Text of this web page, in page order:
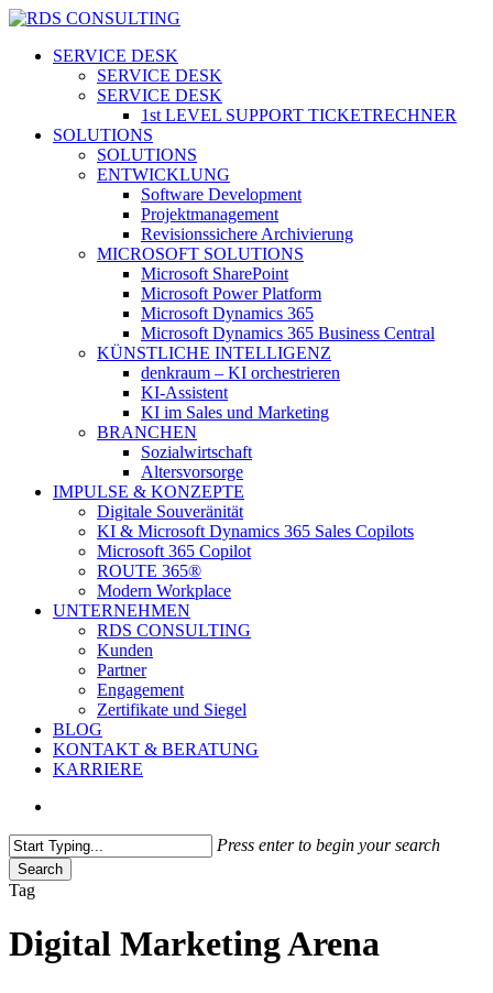
Skip
main
search
Menu
SERVICE DESK
SERVICE DESK
SERVICE DESK
1st LEVEL SUPPORT TICKETRECHNER
SOLUTIONS
SOLUTIONS
ENTWICKLUNG
Software Development
Projektmanagement
Revisionssichere Archivierung
MICROSOFT SOLUTIONS
Microsoft SharePoint
Microsoft Power Platform
Microsoft Dynamics 365
Microsoft Dynamics 365 Business Central
KÜNSTLICHE INTELLIGENZ
denkraum – KI orchestrieren
KI-Assistent
KI im Sales und Marketing
BRANCHEN
Sozialwirtschaft
Altersvorsorge
IMPULSE & KONZEPTE
Digitale Souveränität
KI & Microsoft Dynamics 365 Sales Copilots
Microsoft 365 Copilot
ROUTE 365®
Modern Workplace
UNTERNEHMEN
RDS CONSULTING
Kunden
Partner
Engagement
Zertifikate und Siegel
BLOG
KONTAKT & BERATUNG
KARRIERE
Press enter to begin your search
Search
Close
Tag
Digital Marketing Arena